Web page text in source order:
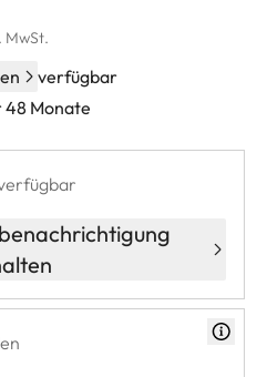
MwSt.
verfügbar
48 Monate